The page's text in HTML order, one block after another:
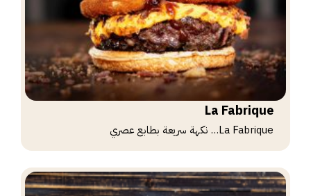
La Fabrique
La Fabrique… نكهة سريعة بطابع عصري